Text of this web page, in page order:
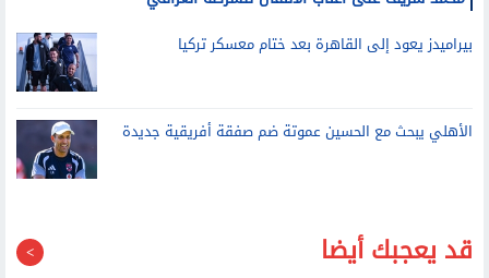
بيراميدز يعود إلى القاهرة بعد ختام معسكر تركيا
الأهلي يبحث مع الحسين عموتة ضم صفقة أفريقية جديدة
قد يعجبك أيضا